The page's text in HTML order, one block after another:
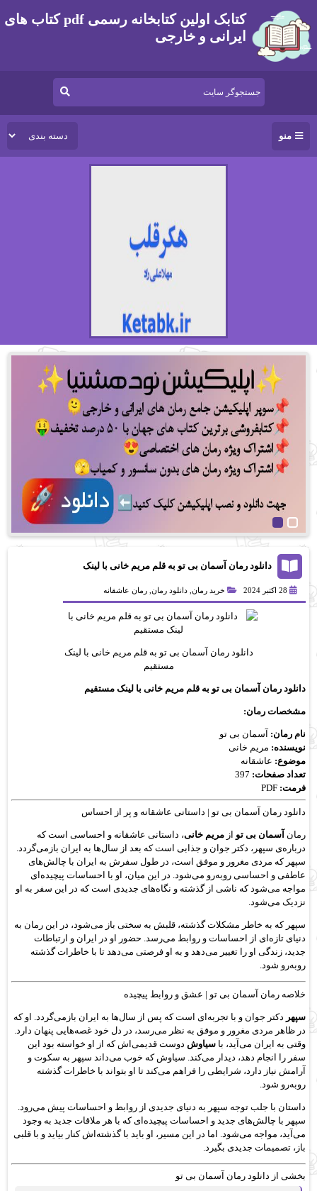
کتابک اولین کتابخانه رسمی pdf کتاب های
ایرانی و خارجی
منو
دانلود رمان آسمان بی تو به قلم مریم خانی با لینک
28 اکتبر 2024 خرید رمان, دانلود رمان, رمان عاشقانه
دانلود رمان آسمان بی تو به قلم مریم خانی با لینک
مستقیم
دانلود رمان آسمان بی تو به قلم مریم خانی با لینک مستقیم
مشخصات رمان:
نام رمان: آسمان بی تو
نویسنده: مریم خانی
موضوع: عاشقانه
تعداد صفحات:
فرمت:
دانلود رمان آسمان بی تو | داستانی عاشقانه و پر از احساس
رمان آسمان بی تو از مریم خانی، داستانی عاشقانه و احساسی است که
درباره‌ی سپهر، دکتر جوان و جذابی است که بعد از سال‌ها به ایران بازمی‌گردد.
سپهر که مردی مغرور و موفق است، در طول سفرش به ایران با چالش‌های
عاطفی و احساسی روبه‌رو می‌شود. در این میان، او با احساسات پیچیده‌ای
مواجه می‌شود که ناشی از گذشته و نگاه‌های جدیدی است که در این سفر به او
نزدیک می‌شود.
سپهر که به خاطر مشکلات گذشته، قلبش به سختی باز می‌شود، در این رمان به
دنیای تازه‌ای از احساسات و روابط می‌رسد. حضور او در ایران و ارتباطات
جدید، زندگی او را تغییر می‌دهد و به او فرصتی می‌دهد تا با خاطرات گذشته
روبه‌رو شود.
خلاصه رمان آسمان بی تو | عشق و روابط پیچیده
سپهر دکتر جوان و با تجربه‌ای است که پس از سال‌ها به ایران بازمی‌گردد. او که
در ظاهر مردی مغرور و موفق به نظر می‌رسد، در دل خود غصه‌هایی پنهان دارد.
وقتی به ایران می‌آید، با سیاوش دوست قدیمی‌اش که از او خواسته بود این
سفر را انجام دهد، دیدار می‌کند. سیاوش که خوب می‌داند سپهر به سکوت و
آرامش نیاز دارد، شرایطی را فراهم می‌کند تا او بتواند با خاطرات گذشته
روبه‌رو شود.
داستان با جلب توجه سپهر به دنیای جدیدی از روابط و احساسات پیش می‌رود.
سپهر با چالش‌های جدید و احساسات پیچیده‌ای که با هر ملاقات جدید به وجود
می‌آید، مواجه می‌شود. اما در این مسیر، او باید با گذشته‌اش کنار بیاید و با قلبی
باز، تصمیمات جدیدی بگیرد.
بخشی از دانلود رمان آسمان بی تو